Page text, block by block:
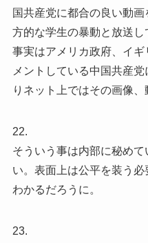
国共産党に都合の良い動
方的な学生の暴動と放送し
事実はアメリカ政府、イ
メントしている中国共産
りネット上ではその画像、
22.
そういう事は内部に秘め
い。表面上は公平を装う
わかるだろうに。
23.